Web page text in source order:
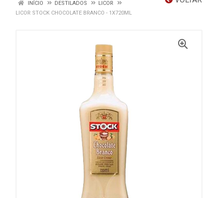
INÍCIO DESTILADOS
LICOR
LICOR STOCK CHOCOLATE BRANCO - 1X720ML